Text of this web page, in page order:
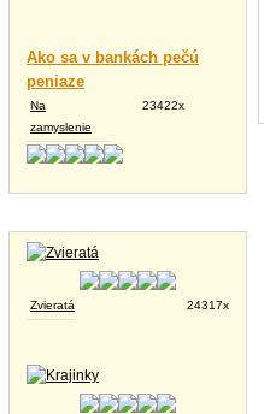
Ako sa v bankách pečú
peniaze
Na
zamyslenie
23422x
Zvieratá 24317x